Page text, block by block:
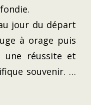
jour du départ
à orage puis
réussite et
souvenir. …